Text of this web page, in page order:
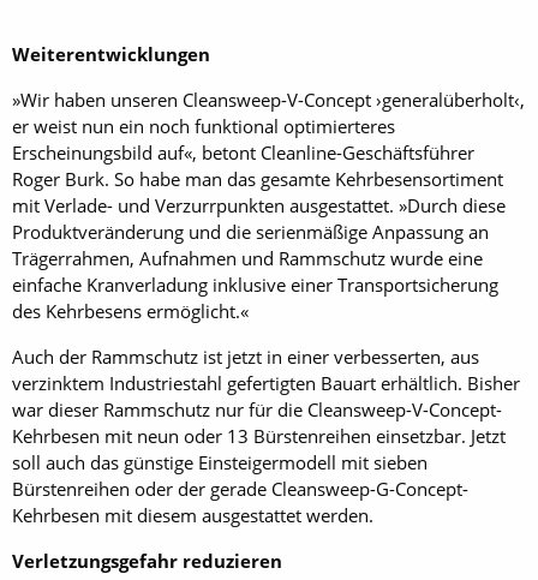
Weiterentwicklungen
»Wir haben unseren Cleansweep-V-Concept ›generalüberholt‹,
er weist nun ein noch funktional optimierteres
Erscheinungsbild auf«, betont Cleanline-Geschäftsführer
Roger Burk. So habe man das gesamte Kehrbesensortiment
mit Verlade- und Verzurrpunkten ausgestattet. »Durch diese
Produktveränderung und die serienmäßige Anpassung an
Trägerrahmen, Aufnahmen und Rammschutz wurde eine
einfache Kranverladung inklusive einer Transportsicherung
des Kehrbesens ermöglicht.«
Auch der Rammschutz ist jetzt in einer verbesserten, aus
verzinktem Industriestahl gefertigten Bauart erhältlich. Bisher
war dieser Rammschutz nur für die Cleansweep-V-Concept-
Kehrbesen mit neun oder 13 Bürstenreihen einsetzbar. Jetzt
soll auch das günstige Einsteigermodell mit sieben
Bürstenreihen oder der gerade Cleansweep-G-Concept-
Kehrbesen mit diesem ausgestattet werden.
Verletzungsgefahr reduzieren